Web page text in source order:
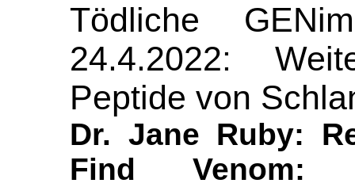
Tödliche
24.4.2022:
Peptide von
Dr. Jane Ruby:
Find Venom: